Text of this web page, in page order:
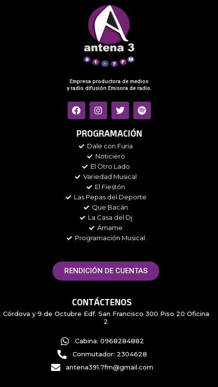
Empresa productora de medios
y radio difusión Emisora de radio.
F
a
e
o
I
n
t
g
r
a
m
T
w
t
e
r
S
p
t
PROGRAMACIÓN
Dale con Furia
Noticiero
El Otro Lado
Variedad Musical
El Fiestón
Las Pepas del Deporte
Que Bacán
La Casa del Dj
Ámame
Programación Musical
RENDICIÓN DE CUENTAS
CONTÁCTENOS
Córdova y 9 de Octubre Edf. San Francisco 300 Piso 20 Oficina
2
Cabina: 0968284882
Conmutador: 2304628
antena391.7fm@gmail.com